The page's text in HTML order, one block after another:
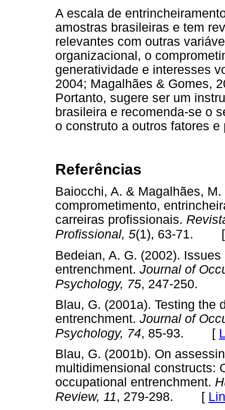
A escala de
amostras brasileiras e tem
relevantes com outras
organizacional, o
generatividade e interesses
2004; Magalhães & Gomes,
Portanto, sugere ser um
brasileira e recomenda-se o
o construto a outros fatores
Referências
Baiocchi, A. & Magalhães,
comprometimento,
carreiras profissionais.
Profissional, 5(1), 63-71.
Bedeian, A. G. (2002).
entrenchment. Journal of
Psychology, 75, 247-250.
Blau, G. (2001a). Testing the
entrenchment. Journal of
Psychology, 74, 85-93. [
Blau, G. (2001b). On
multidimensional constructs:
occupational entrenchment.
Review, 11, 279-298. [